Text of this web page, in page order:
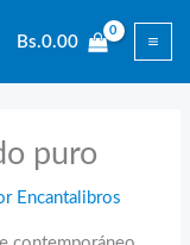
Bs.0.00
puro
Encantalibros